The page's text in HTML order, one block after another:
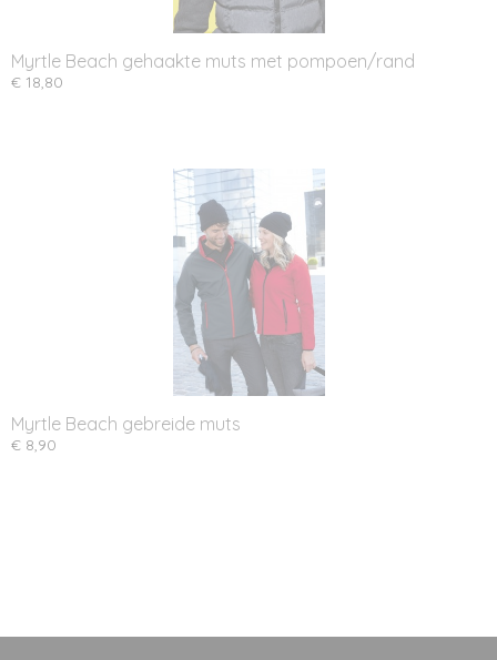
Myrtle Beach gehaakte muts met pompoen/rand
€ 18,80
Myrtle Beach gebreide muts
€ 8,90